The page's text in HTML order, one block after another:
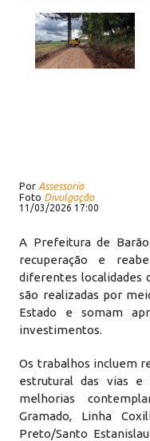
Por Assessoria
Foto Divulgação
11/03/2026 17:00
A Prefeitura de
recuperação e
diferentes localidades
são realizadas por
Estado e somam
investimentos.
Os trabalhos incluem
estrutural das vias e
melhorias
Gramado, Linha
Preto/Santo